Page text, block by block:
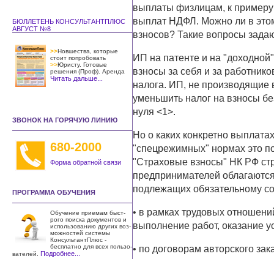
БЮЛЛЕТЕНЬ КОНСУЛЬТАНТПЛЮС
АВГУСТ №8
>>Новшества, которые
стоит попробовать
>>Юристу. Готовые
решения (Проф). Аренда
Читать дальше...
ЗВОНОК НА ГОРЯЧУЮ ЛИНИЮ
680-2000
Форма обратной связи
ПРОГРАММА ОБУЧЕНИЯ
Обучение приемам быст­
рого поиска документов и
использо­ванию других воз­
можностей системы
КонсультантПлюс -
бесплатно для всех пользо­
вателей. Подробнее...
выплаты физлицам, к примеру
выплат НДФЛ. Можно ли в
взносов? Такие вопросы
ИП на патенте и на
взносы за себя и за
налога. ИП, не производящие
уменьшить налог на взносы
нуля <1>.
Но о каких конкретно
"спецрежимных" нормах это
"Страховые взносы" НК РФ
предпринимателей
подлежащих обязательному
• в рамках трудовых
выполнение работ, оказание
• по договорам авторского